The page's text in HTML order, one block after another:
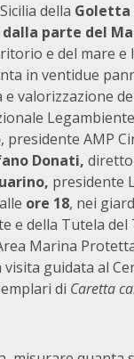
della Goletta
dalla parte del
e del mare e
in ventidue
valorizzazione
, presidente AMP
Donati,
presidente
ore 18, nei
e della Tutela
Marina
guidata al
di Caretta